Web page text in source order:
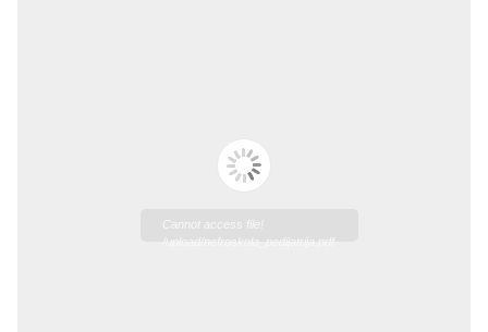
Cannot access file!
/upload/nefroskola_pedijatrija.pdf